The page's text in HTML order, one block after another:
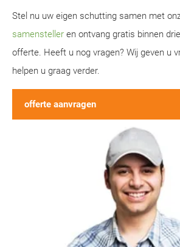
Stel nu uw eigen schutting samen met
samensteller en ontvang gratis binnen
offerte. Heeft u nog vragen? Wij geven u
helpen u graag verder.
offerte aanvragen